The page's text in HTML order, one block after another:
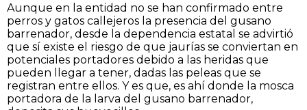
Aunque en la entidad no se han confirmado entre
perros y gatos callejeros la presencia del gusano
barrenador, desde la dependencia estatal se advirtió
que sí existe el riesgo de que jaurías se conviertan en
potenciales portadores debido a las heridas que
pueden llegar a tener, dadas las peleas que se
registran entre ellos. Y es que, es ahí donde la mosca
portadora de la larva del gusano barrenador,